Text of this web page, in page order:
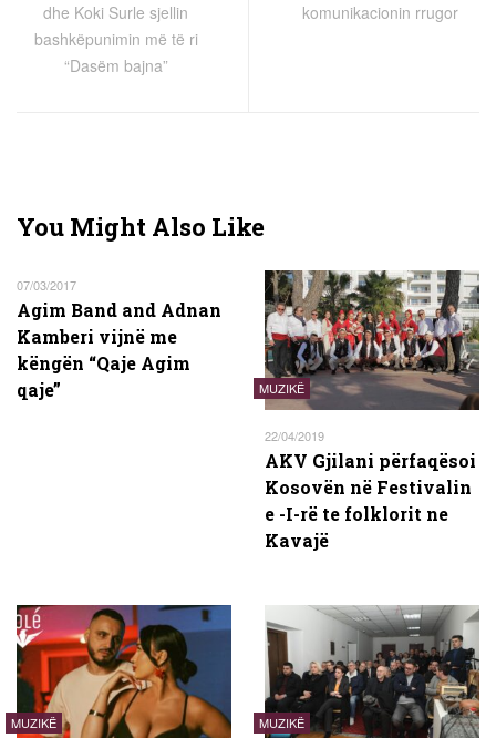
dhe Koki Surle sjellin
bashkëpunimin më të ri
“Dasëm bajna”
komunikacionin rrugor
You Might Also Like
07/03/2017
Agim Band and Adnan
Kamberi vijnë me
këngën “Qaje Agim
qaje”
MUZIKË
22/04/2019
AKV Gjilani përfaqësoi
Kosovën në Festivalin
e -I-rë te folklorit ne
Kavajë
MUZIKË MUZIKË